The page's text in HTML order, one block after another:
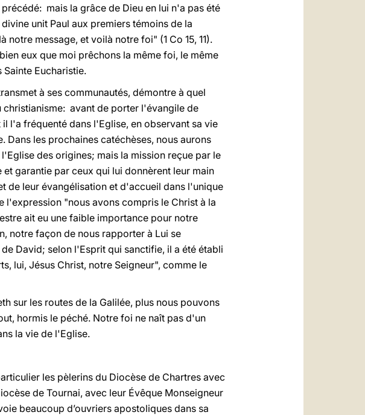
mais la grâce de Dieu en lui n'a pas été
unit Paul aux premiers témoins de la
message, et voilà notre foi" (1 Co 15, 11).
eux que moi prêchons la même foi, le même
Eucharistie.
à ses communautés, démontre à quel
avant de porter l'évangile de
l'a fréquenté dans l'Eglise, en observant sa vie
Dans les prochaines catéchèses, nous aurons
des origines; mais la mission reçue par le
garantie par ceux qui lui donnèrent leur main
de leur évangélisation et d'accueil dans l'unique
l'expression "nous avons compris le Christ à la
ait eu une faible importance pour notre
notre façon de nous rapporter à Lui se
David; selon l'Esprit qui sanctifie, il a été établi
lui, Jésus Christ, notre Seigneur", comme le
sur les routes de la Galilée, plus nous pouvons
hormis le péché. Notre foi ne naît pas d'un
la vie de l'Eglise.
les pèlerins du Diocèse de Chartres avec
de Tournai, avec leur Évêque Monseigneur
beaucoup d’ouvriers apostoliques dans sa